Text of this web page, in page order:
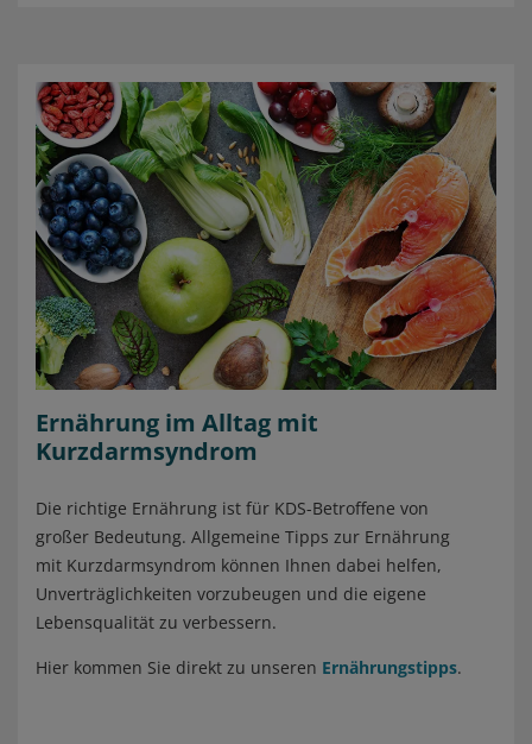
Ernährung im Alltag mit
Kurzdarmsyndrom
Die richtige Ernährung ist für KDS-Betroffene von
großer Bedeutung. Allgemeine Tipps zur Ernährung
mit Kurzdarmsyndrom können Ihnen dabei helfen,
Unverträglichkeiten vorzubeugen und die eigene
Lebensqualität zu verbessern.
Hier kommen Sie direkt zu unseren Ernährungstipps.